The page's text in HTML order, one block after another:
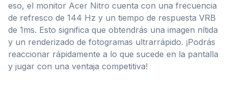
eso, el monitor Acer Nitro cuenta con una frecuencia
de refresco de 144 Hz y un tiempo de respuesta VRB
de 1ms. Esto significa que obtendrás una imagen nítida
y un renderizado de fotogramas ultrarrápido. ¡Podrás
reaccionar rápidamente a lo que sucede en la pantalla
y jugar con una ventaja competitiva!